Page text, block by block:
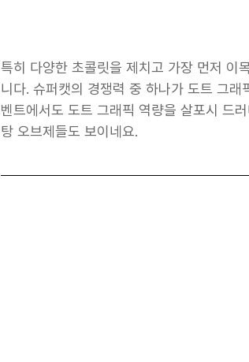
특히 다양한 초콜릿을 제치고 가장 먼저 이
니다. 슈퍼캣의 경쟁력 중 하나가 도트 그래
벤트에서도 도트 그래픽 역량을 살포시 드
탕 오브제들도 보이네요.